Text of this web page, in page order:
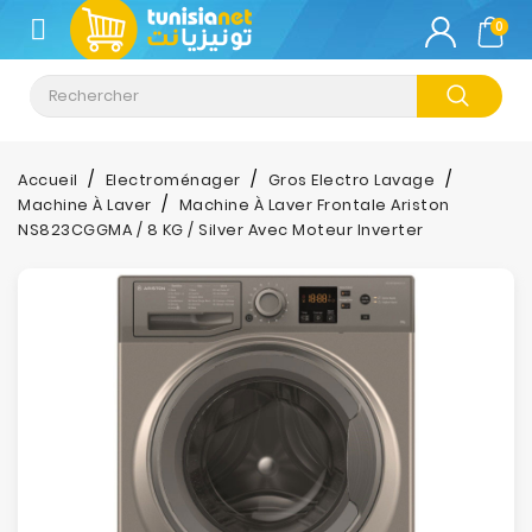
CATÉGORIE
Climatisation
Informatique
Téléphonie
0
Accueil Electroménager
Gros Electro Lavage
Machine À Laver
Machine À Laver Frontale Ariston
NS823CGGMA / 8 KG / Silver Avec Moteur Inverter